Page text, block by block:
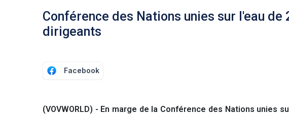
Conférence des Nations unies sur l'eau de
dirigeants
Facebook
(VOVWORLD) - En marge de la Conférence des Nations unies